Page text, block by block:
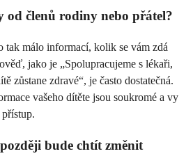
od členů rodiny nebo přátel?
tak málo informací, kolik se vám zdá
jako je „Spolupracujeme s lékaři,
zůstane zdravé“, je často dostatečná.
vašeho dítěte jsou soukromé a vy
bude chtít změnit